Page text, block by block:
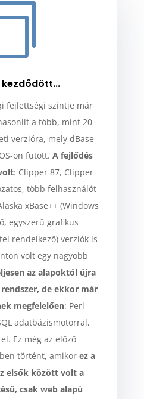
fejlettségi szintje már
a több, mint 20
verzióra, mely dBase
on futott.A fejlődés
: Clipper 87, Clipper
több felhasználót
xBase++ (Windows
egyszerű grafikus
rendelkező) verziók is
volt egy nagyobb
az alapoktól újra
de ekkor már
megfelelően: Perl
adatbázismotorral,
Ez még az előző
történt, amikorez a
elsők között volt a
csak web alapú